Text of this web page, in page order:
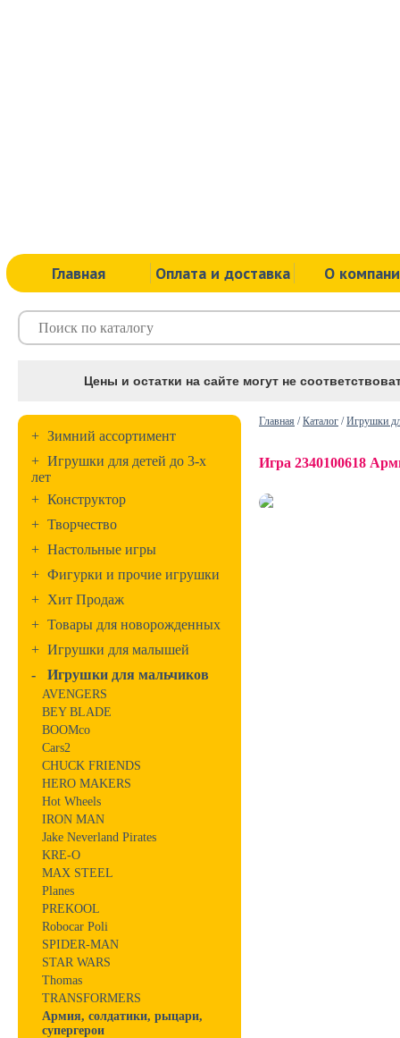
Главная Оплата и доставка О
Цены и остатки на сайте могут не
+ Зимний ассортимент
+ Игрушки для детей до 3-х
лет
+ Конструктор
+ Творчество
+ Настольные игры
+ Фигурки и прочие игрушки
+ Хит Продаж
+ Товары для новорожденных
+ Игрушки для малышей
-
Игрушки для мальчиков
AVENGERS
BEY BLADE
BOOMco
Cars2
CHUCK FRIENDS
HERO MAKERS
Hot Wheels
IRON MAN
Jake Neverland Pirates
KRE-O
MAX STEEL
Planes
PREKOOL
Robocar Poli
SPIDER-MAN
STAR WARS
Thomas
TRANSFORMERS
Армия, солдатики, рыцари,
супергерои
Главная /Каталог /Игрушки
Игра 2340100618